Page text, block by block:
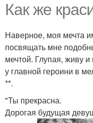
Как же
Наверное, моя мечта
посвящать мне
мечтой. Глупая, живу
у главной героини в
**.
"Ты прекрасна.
Дорогая будущая